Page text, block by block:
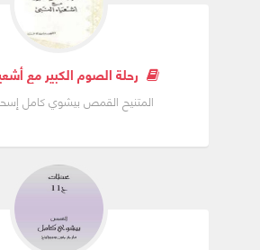
رحلة الصوم الكبير مع
المتنيح القمص بيشوي كامل